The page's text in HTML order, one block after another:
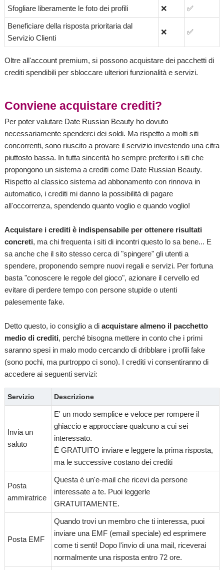
Sfogliare liberamente le foto dei profili ❌ ✅
Beneficiare della risposta prioritaria dal
Servizio Clienti
❌ ✅
Oltre all'account premium, si possono acquistare dei pacchetti di
crediti spendibili per sbloccare ulteriori funzionalità e servizi.
Conviene acquistare crediti?
Per poter valutare Date Russian Beauty ho dovuto
necessariamente spenderci dei soldi. Ma rispetto a molti siti
concorrenti, sono riuscito a provare il servizio investendo una cifra
piuttosto bassa. In tutta sincerità ho sempre preferito i siti che
propongono un sistema a crediti come Date Russian Beauty.
Rispetto al classico sistema ad abbonamento con rinnova in
automatico, i crediti mi danno la possibilità di pagare
all'occorrenza, spendendo quanto voglio e quando voglio!
Acquistare i crediti è indispensabile per ottenere risultati
concreti, ma chi frequenta i siti di incontri questo lo sa bene... E
sa anche che il sito stesso cerca di "spingere" gli utenti a
spendere, proponendo sempre nuovi regali e servizi. Per fortuna
basta "conoscere le regole del gioco", azionare il cervello ed
evitare di perdere tempo con persone stupide o utenti
palesemente fake.
Detto questo, io consiglio a di acquistare almeno il pacchetto
medio di crediti, perché bisogna mettere in conto che i primi
saranno spesi in malo modo cercando di dribblare i profili fake
(sono pochi, ma purtroppo ci sono). I crediti vi consentiranno di
accedere ai seguenti servizi:
Servizio Descrizione
Invia un
saluto
E' un modo semplice e veloce per rompere il
ghiaccio e approcciare qualcuno a cui sei
interessato.
È GRATUITO inviare e leggere la prima risposta,
ma le successive costano dei crediti
Posta
ammiratrice
Questa è un'e-mail che ricevi da persone
interessate a te. Puoi leggerle
GRATUITAMENTE.
Posta EMF
Quando trovi un membro che ti interessa, puoi
inviare una EMF (email speciale) ed esprimere
come ti senti! Dopo l'invio di una mail, riceverai
normalmente una risposta entro 72 ore.